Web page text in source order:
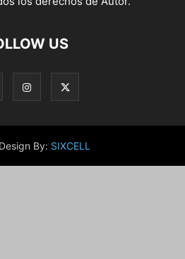
US
By: SIXCELL